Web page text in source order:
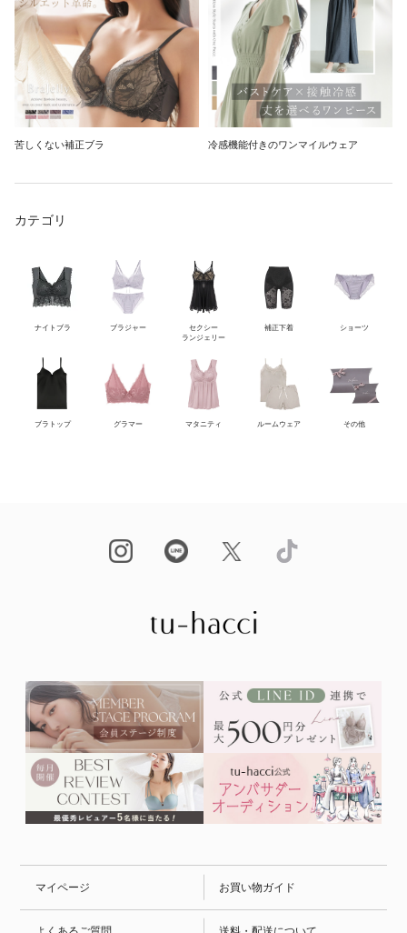
苦しくない補正ブラ 冷感機能付きのワンマイルウェア
カテゴリ
ナイトブラ ブラジャー
セクシー
ランジェリー
補正下着 ショーツ
ブラトップ グラマー マタニティ ルームウェア その他
マイページ お買い物ガイド